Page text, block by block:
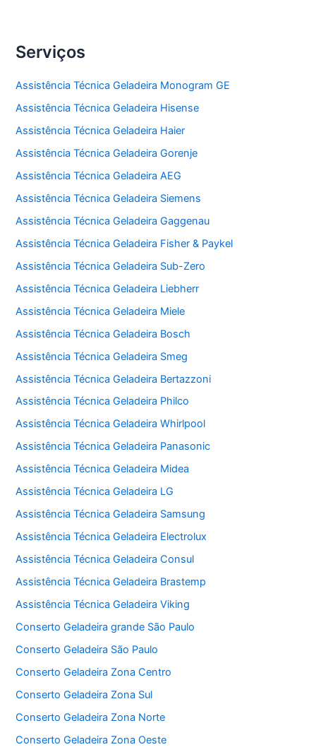
Serviços
Assistência Técnica Geladeira Monogram GE
Assistência Técnica Geladeira Hisense
Assistência Técnica Geladeira Haier
Assistência Técnica Geladeira Gorenje
Assistência Técnica Geladeira AEG
Assistência Técnica Geladeira Siemens
Assistência Técnica Geladeira Gaggenau
Assistência Técnica Geladeira Fisher & Paykel
Assistência Técnica Geladeira Sub-Zero
Assistência Técnica Geladeira Liebherr
Assistência Técnica Geladeira Miele
Assistência Técnica Geladeira Bosch
Assistência Técnica Geladeira Smeg
Assistência Técnica Geladeira Bertazzoni
Assistência Técnica Geladeira Philco
Assistência Técnica Geladeira Whirlpool
Assistência Técnica Geladeira Panasonic
Assistência Técnica Geladeira Midea
Assistência Técnica Geladeira LG
Assistência Técnica Geladeira Samsung
Assistência Técnica Geladeira Electrolux
Assistência Técnica Geladeira Consul
Assistência Técnica Geladeira Brastemp
Assistência Técnica Geladeira Viking
Conserto Geladeira grande São Paulo
Conserto Geladeira São Paulo
Conserto Geladeira Zona Centro
Conserto Geladeira Zona Sul
Conserto Geladeira Zona Norte
Conserto Geladeira Zona Oeste